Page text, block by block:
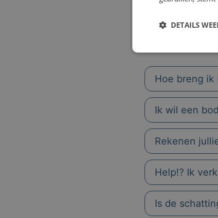
Hoe breng ik
Ik wil een
Rekenen
Help!? Ik
Is de
DETAILS